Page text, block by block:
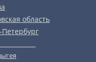
область
Петербург